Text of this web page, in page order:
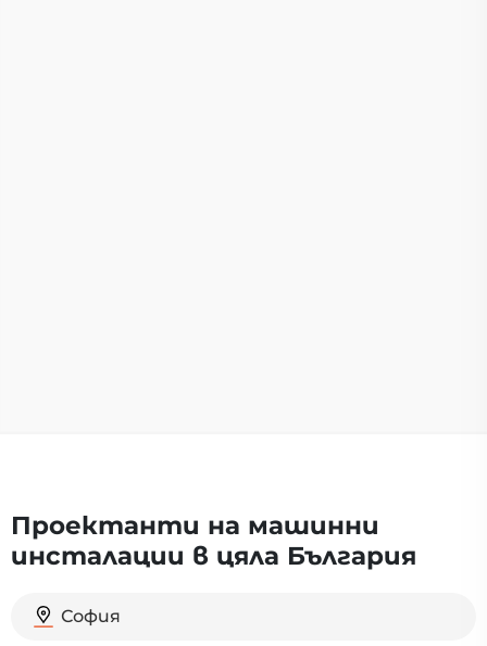
Проектанти на машинни
инсталации в цяла България
София